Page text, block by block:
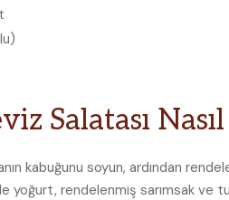
Salatası
kabuğunu soyun, ardından
yoğurt, rendelenmiş sarımsak ve